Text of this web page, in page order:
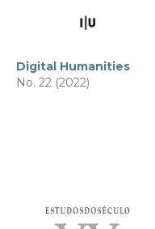
Digital Humanities
No. 22 (2022)